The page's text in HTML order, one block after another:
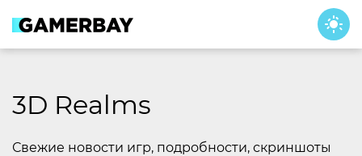
content
3D Realms
Свежие новости игр, подробности, скриншоты